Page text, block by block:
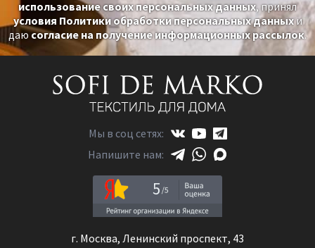
использование своих персональных данных, принял
условия Политики обработки персональных данныхи
даюсогласие на получение информационных рассылок.
Мы в соц сетях:
Напишите нам:
5
г. Москва, Ленинский проспект, 43